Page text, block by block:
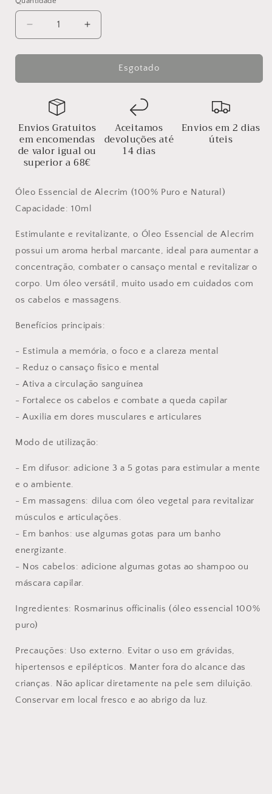
Diminuir
a
quantidade
Óleo
Alecrim
Aumentar
a
quantidade
Óleo
Esgotado
Envios Gratuitos
em encomendas
de valor igual ou
superior a 68€
Aceitamos
devoluções até
14 dias
Envios em 2 dias
úteis
Óleo Essencial de Alecrim (100% Puro e Natural)
Capacidade: 10ml
Estimulante e revitalizante, o Óleo Essencial de Alecrim
possui um aroma herbal marcante, ideal para aumentar a
concentração, combater o cansaço mental e revitalizar o
corpo. Um óleo versátil, muito usado em cuidados com
os cabelos e massagens.
Benefícios principais:
- Estimula a memória, o foco e a clareza mental
- Reduz o cansaço físico e mental
- Ativa a circulação sanguínea
- Fortalece os cabelos e combate a queda capilar
- Auxilia em dores musculares e articulares
Modo de utilização:
- Em difusor: adicione 3 a 5 gotas para estimular a mente
e o ambiente.
- Em massagens: dilua com óleo vegetal para revitalizar
músculos e articulações.
- Em banhos: use algumas gotas para um banho
energizante.
- Nos cabelos: adicione algumas gotas ao shampoo ou
máscara capilar.
Ingredientes: Rosmarinus officinalis (óleo essencial 100%
puro)
Precauções: Uso externo. Evitar o uso em grávidas,
hipertensos e epilépticos. Manter fora do alcance das
crianças. Não aplicar diretamente na pele sem diluição.
Conservar em local fresco e ao abrigo da luz.